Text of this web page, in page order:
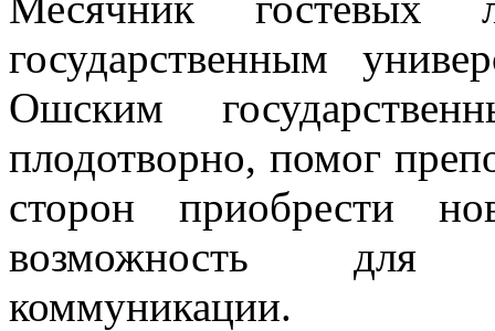
государственным
Ошским
плодотворно, помог
сторон приобрести
возможность для
коммуникации.